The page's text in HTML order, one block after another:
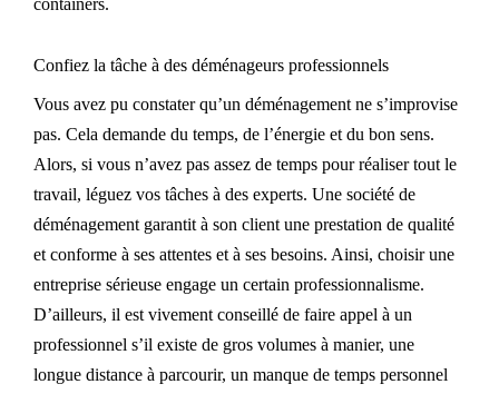
containers.
Confiez la tâche à des déménageurs professionnels
Vous avez pu constater qu’un déménagement ne s’improvise
pas. Cela demande du temps, de l’énergie et du bon sens.
Alors, si vous n’avez pas assez de temps pour réaliser tout le
travail, léguez vos tâches à des experts. Une société de
déménagement garantit à son client une prestation de qualité
et conforme à ses attentes et à ses besoins. Ainsi, choisir une
entreprise sérieuse engage un certain professionnalisme.
D’ailleurs, il est vivement conseillé de faire appel à un
professionnel s’il existe de gros volumes à manier, une
longue distance à parcourir, un manque de temps personnel